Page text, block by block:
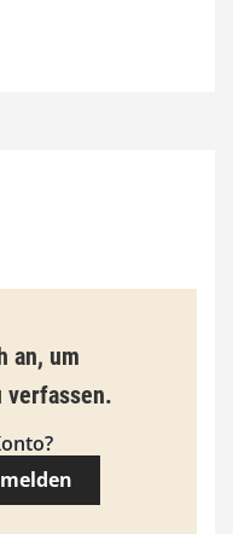
an, um
verfassen.